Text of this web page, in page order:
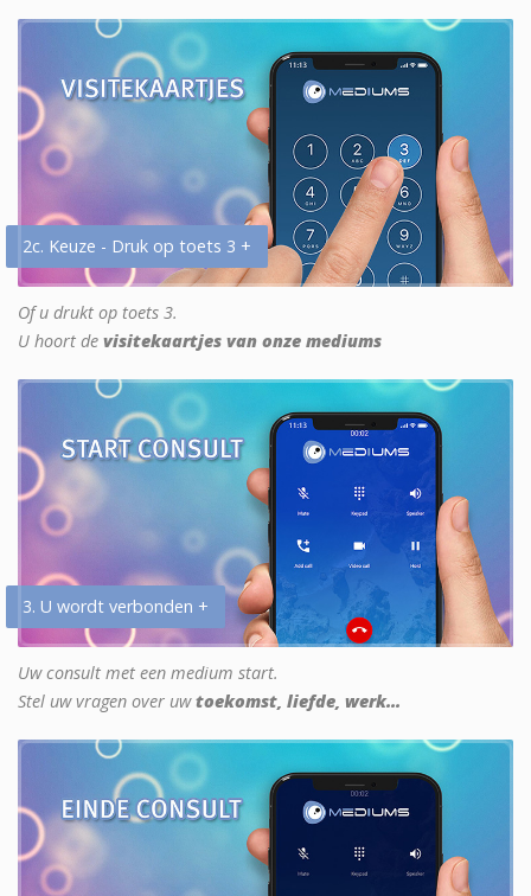
2c. Keuze - Druk op toets 3 +
Of u drukt op toets 3.
U hoort de visitekaartjes van onze mediums
3. U wordt verbonden +
Uw consult met een medium start.
Stel uw vragen over uwtoekomst, liefde, werk...